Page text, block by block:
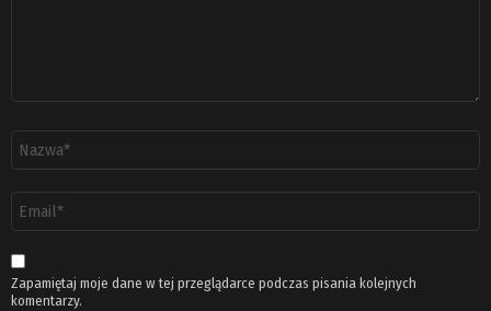
email
*
Zapamiętaj moje dane w tej przeglądarce podczas pisania kolejnych
komentarzy.